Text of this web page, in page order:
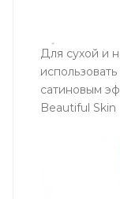
Для сухой и
сатиновым
Beautiful